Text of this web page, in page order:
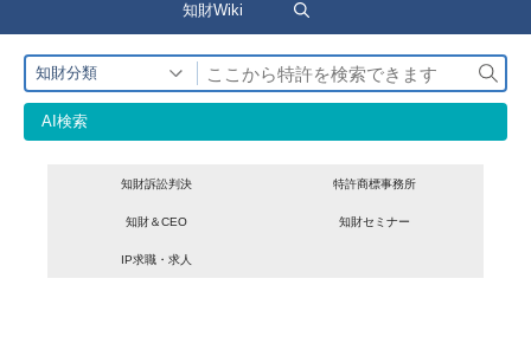
プ
知財Wiki
知財分類
検
索
AI検索
知財訴訟判決 特許商標事務所
知財＆CEO 知財セミナー
IP求職・求人